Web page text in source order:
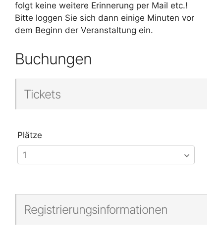
folgt keine weitere Erinnerung per Mail etc.!
Bitte loggen Sie sich dann einige Minuten vor
dem Beginn der Veranstaltung ein.
Buchungen
Tickets
Plätze
Registrierungsinformationen